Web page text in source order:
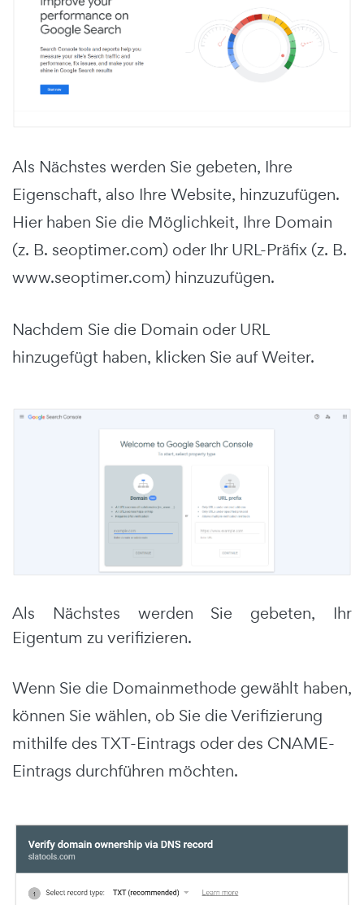
Als Nächstes werden Sie gebeten, Ihre
Eigenschaft, also Ihre Website, hinzuzufügen.
Hier haben Sie die Möglichkeit, Ihre Domain
(z. B. seoptimer.com) oder Ihr URL-Präfix (z. B.
www.seoptimer.com) hinzuzufügen.
Nachdem Sie die Domain oder URL
hinzugefügt haben, klicken Sie auf Weiter.
Als Nächstes werden Sie gebeten, Ihr
Eigentum zu verifizieren.
Wenn Sie die Domainmethode gewählt haben,
können Sie wählen, ob Sie die Verifizierung
mithilfe des TXT-Eintrags oder des CNAME-
Eintrags durchführen möchten.